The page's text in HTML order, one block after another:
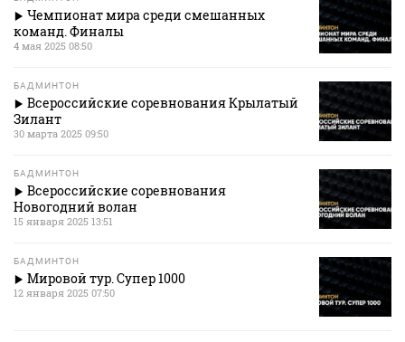
Чемпионат мира среди смешанных
команд. Финалы
4 мая 2025 08:50
БАДМИНТОН
Всероссийские соревнования Крылатый
Зилант
30 марта 2025 09:50
БАДМИНТОН
Всероссийские соревнования
Новогодний волан
15 января 2025 13:51
БАДМИНТОН
Мировой тур. Супер 1000
12 января 2025 07:50